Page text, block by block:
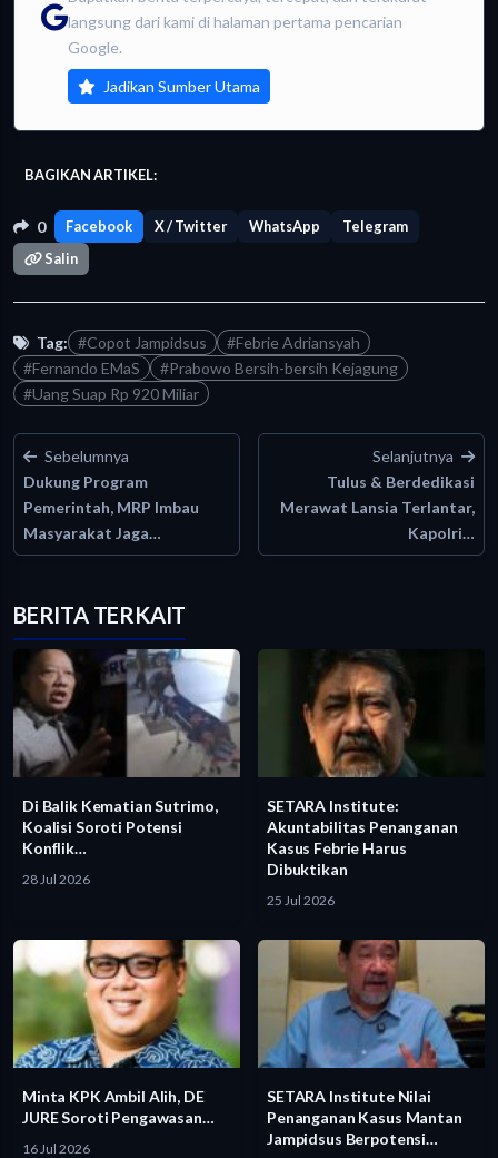
langsung dari kami di halaman pertama pencarian
Google.
Jadikan Sumber Utama
BAGIKAN ARTIKEL:
0 Facebook X / Twitter WhatsApp
Telegram
Salin
Tag: #Copot Jampidsus
#Febrie Adriansyah
#Fernando EMaS
#Prabowo Bersih-bersih Kejagung
#Uang Suap Rp 920 Miliar
Sebelumnya
Dukung Program
Pemerintah, MRP Imbau
Masyarakat Jaga…
Selanjutnya
Tulus & Berdedikasi
Merawat Lansia Terlantar,
Kapolri…
BERITA TERKAIT
Di Balik Kematian Sutrimo,
Koalisi Soroti Potensi
Konflik…
28 Jul 2026
SETARA Institute:
Akuntabilitas Penanganan
Kasus Febrie Harus
Dibuktikan
25 Jul 2026
Minta KPK Ambil Alih, DE
JURE Soroti Pengawasan…
16 Jul 2026
SETARA Institute Nilai
Penanganan Kasus Mantan
Jampidsus Berpotensi…